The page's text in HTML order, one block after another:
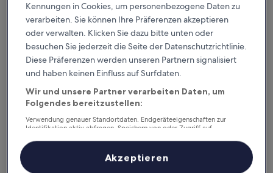
Kostenlose Stornierung bei
Planänderungen
Verdiene Prämien für jede
wahrgenommene Übernachtung
Mehr sparen mit Preisen für Mitglieder
Überprüfe die Preise für diese Daten
Kennungen in Cookies, um personenbezogene Daten zu
verarbeiten. Sie können Ihre Präferenzen akzeptieren
oder verwalten. Klicken Sie dazu bitte unten oder
besuchen Sie jederzeit die Seite der Datenschutzrichtlinie.
Diese Präferenzen werden unseren Partnern signalisiert
und haben keinen Einfluss auf Surfdaten.
Wir und unsere Partner verarbeiten Daten, um
Folgendes bereitzustellen:
Verwendung genauer Standortdaten. Endgeräteeigenschaften zur
Identifikation aktiv abfragen. Speichern von oder Zugriff auf
Inhalte, Messung von Werbeleistung und der Performance von Inhalten,
Zielgruppenforschung sowie Entwicklung und Verbesserung von
Akzeptieren